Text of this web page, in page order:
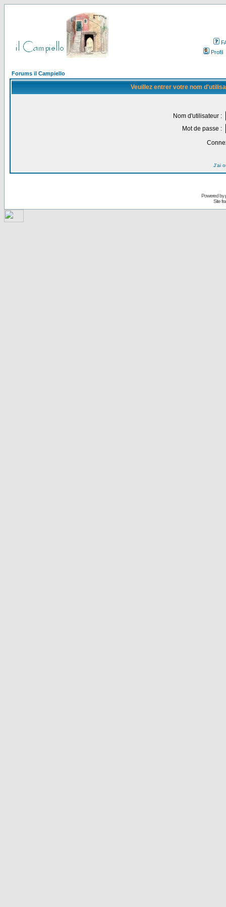
Profil
Forums il Campiello
Veuillez entrer votre nom
Nom d'utilisateur :
Mot de passe :
J'ai
Powered by
Site